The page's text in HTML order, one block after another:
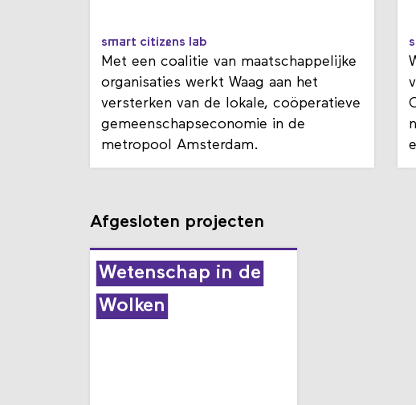
smart citizens lab
Met een coalitie van maatschappelijke
organisaties werkt Waag aan het
versterken van de lokale, coöperatieve
gemeenschapseconomie in de
metropool Amsterdam.
Afgesloten projecten
Wetenschap in de
Wolken